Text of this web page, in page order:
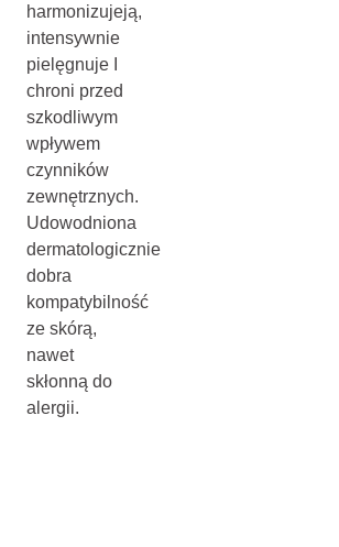
harmonizujeją,
intensywnie
pielęgnuje I
chroni przed
szkodliwym
wpływem
czynników
zewnętrznych.
Udowodniona
dermatologicznie
dobra
kompatybilność
ze skórą,
nawet
skłonną do
alergii.